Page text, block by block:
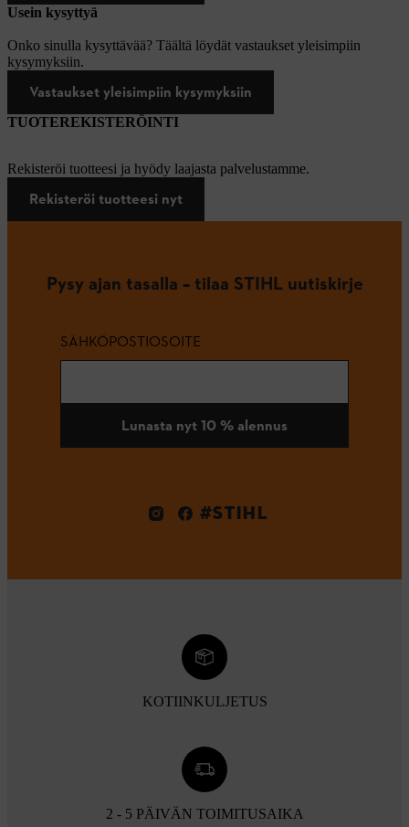
Usein kysyttyä
Onko sinulla kysyttävää? Täältä löydät vastaukset yleisimpiin
kysymyksiin.
Vastaukset yleisimpiin kysymyksiin
TUOTEREKISTERÖINTI
Rekisteröi tuotteesi ja hyödy laajasta palvelustamme.
Rekisteröi tuotteesi nyt
Pysy ajan tasalla – tilaa STIHL uutiskirje
SÄHKÖPOSTIOSOITE
Lunasta nyt 10 % alennus
#STIHL
KOTIINKULJETUS
2 - 5 PÄIVÄN TOIMITUSAIKA